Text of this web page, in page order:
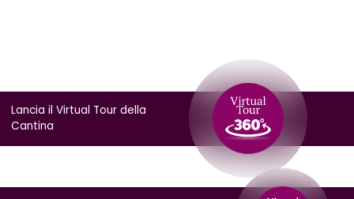
Lancia il Virtual Tour della
Cantina